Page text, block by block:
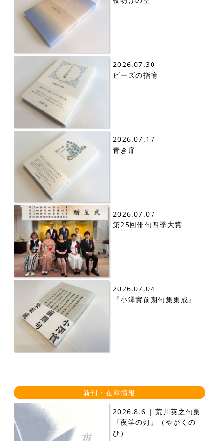
2026.07.30
ビーズの指輪
2026.07.17
青き扉
2026.07.07
第25回俳句四季大賞
2026.07.04
『小澤實前期句集集成』
新刊・在庫情報
2026.8.6 | 荒川英之句集
『夜学の灯』（やがくの
ひ）